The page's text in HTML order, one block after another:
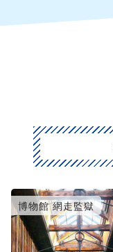
博物館 網走監獄